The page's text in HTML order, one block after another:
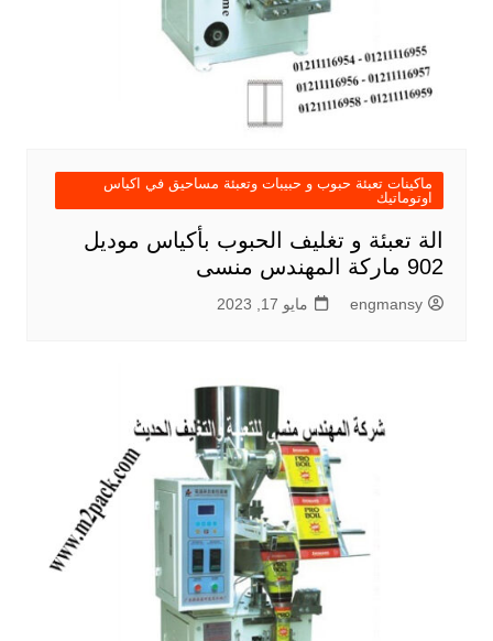
ماكينات تعبئة حبوب و حبيبات وتعبئة مساحيق في اكياس
اوتوماتيك
الة تعبئة و تغليف الحبوب بأكياس موديل
902 ماركة المهندس منسى
engmansy مايو 17, 2023